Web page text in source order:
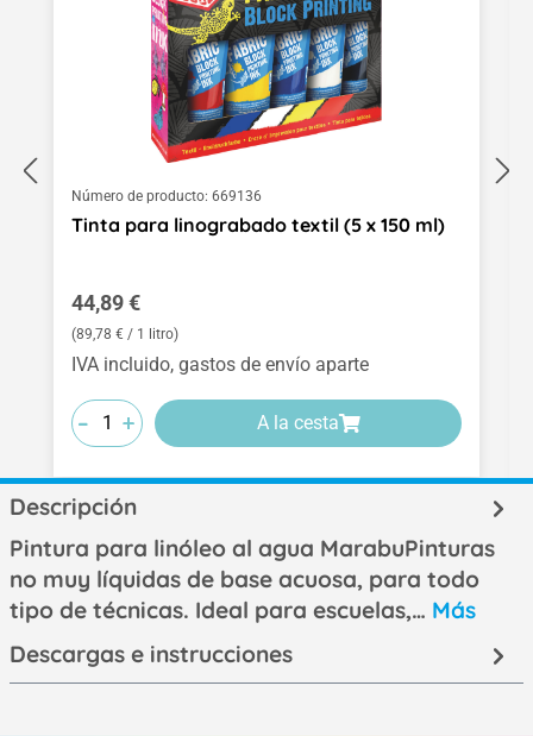
Número de producto: 669136
Tinta para linograbado textil (5 x 150 ml)
Precio normal:
44,89 €
(89,78 € / 1 litro)
IVA incluido, gastos de envío aparte
-
-
- +
+
+ A la cesta
Descripción
Pintura para linóleo al agua MarabuPinturas
no muy líquidas de base acuosa, para todo
tipo de técnicas. Ideal para escuelas,… Más
Descargas e instrucciones